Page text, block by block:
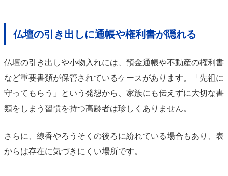
仏壇の引き出しに通帳や権利書が隠れる
仏壇の引き出しや小物入れには、預金通帳や不動産の権利書
など重要書類が保管されているケースがあります。「先祖に
守ってもらう」という発想から、家族にも伝えずに大切な書
類をしまう習慣を持つ高齢者は珍しくありません。
さらに、線香やろうそくの後ろに紛れている場合もあり、表
からは存在に気づきにくい場所です。